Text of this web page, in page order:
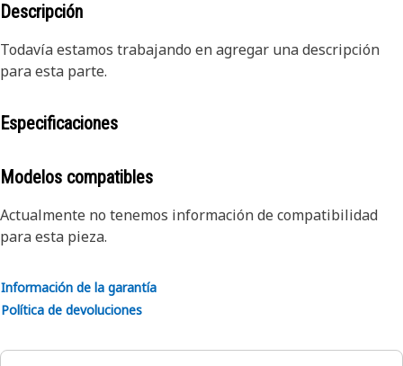
Descripción
Todavía estamos trabajando en agregar una descripción
para esta parte.
Especificaciones
Modelos compatibles
Actualmente no tenemos información de compatibilidad
para esta pieza.
Información de la garantía
Política de devoluciones